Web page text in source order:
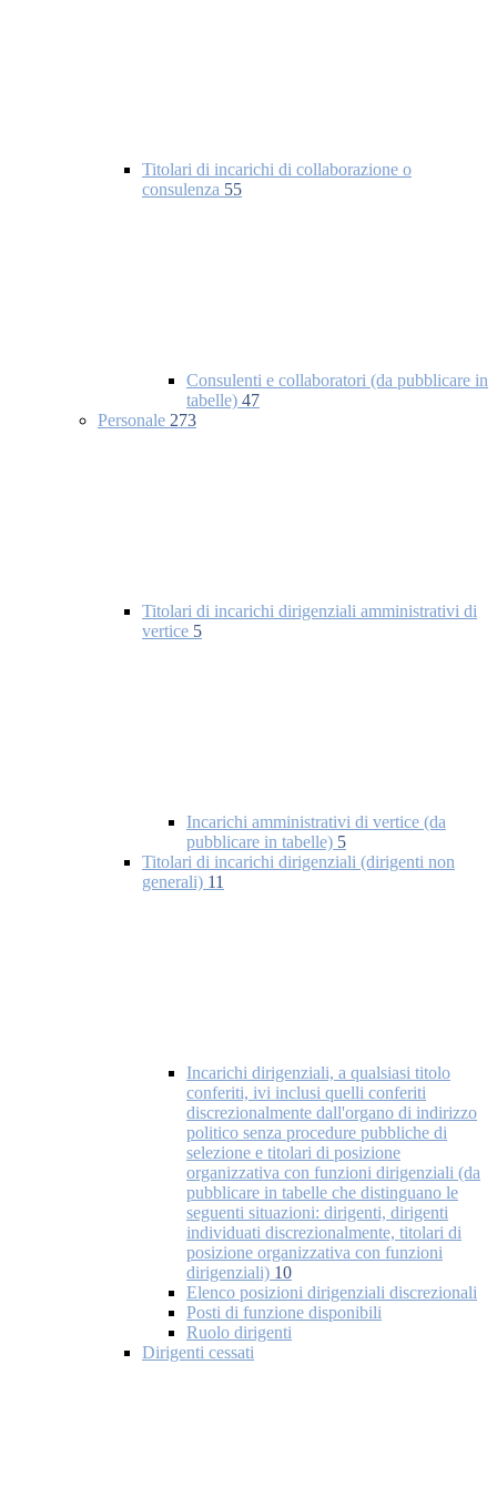
Titolari di incarichi di collaborazione o
consulenza 55
Consulenti e collaboratori (da pubblicare in
tabelle) 47
Personale 273
Titolari di incarichi dirigenziali amministrativi di
vertice 5
Incarichi amministrativi di vertice (da
pubblicare in tabelle) 5
Titolari di incarichi dirigenziali (dirigenti non
generali) 11
Incarichi dirigenziali, a qualsiasi titolo
conferiti, ivi inclusi quelli conferiti
discrezionalmente dall'organo di indirizzo
politico senza procedure pubbliche di
selezione e titolari di posizione
organizzativa con funzioni dirigenziali (da
pubblicare in tabelle che distinguano le
seguenti situazioni: dirigenti, dirigenti
individuati discrezionalmente, titolari di
posizione organizzativa con funzioni
dirigenziali) 10
Elenco posizioni dirigenziali discrezionali
Posti di funzione disponibili
Ruolo dirigenti
Dirigenti cessati